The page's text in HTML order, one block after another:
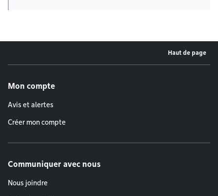
Haut de page
Mon compte
Avis et alertes
Créer mon compte
Communiquer avec nous
Nous joindre